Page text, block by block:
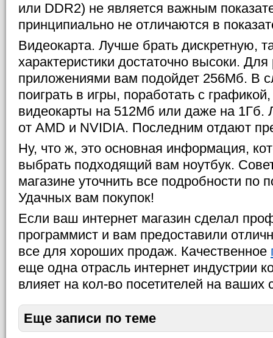
или DDR2) не является важным
принципиально не отличаются в
Видеокарта. Лучше брать дискретную,
характеристики достаточно высоки.
приложениями вам подойдет 256Мб. В
поиграть в игры, поработать с
видеокарты на 512Мб или даже на 1Гб.
от AMD и NVIDIA. Последним отдают
Ну, что ж, это основная информация,
выбрать подходящий вам ноутбук.
магазине уточнить все подробности по
Удачных вам покупок!
Если ваш интернет магазин сделал
программист и вам предоставили
все для хороших продаж. Качественное
еще одна отрасль интернет индустрии
влияет на кол-во посетителей на ваших
Еще записи по теме